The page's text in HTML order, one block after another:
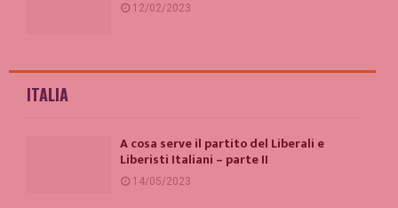
12/02/2023
ITALIA
A cosa serve il partito del Liberali e
Liberisti Italiani – parte II
14/05/2023